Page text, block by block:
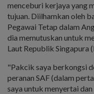
menceburi kerjaya yang
tujuan. Diilhamkan oleh
Pegawai Tetap dalam
dia memutuskan untuk
Laut Republik Singapura
"Pakcik saya berkongsi
peranan SAF (dalam
saya untuk menyertai